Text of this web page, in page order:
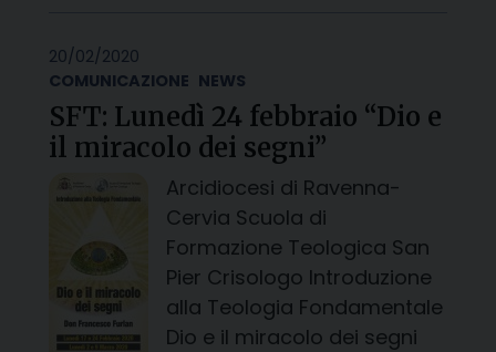
20/02/2020
COMUNICAZIONE NEWS
SFT: Lunedì 24 febbraio “Dio e
il miracolo dei segni”
Arcidiocesi di Ravenna-
Cervia Scuola di
Formazione Teologica San
Pier Crisologo Introduzione
alla Teologia Fondamentale
Dio e il miracolo dei segni